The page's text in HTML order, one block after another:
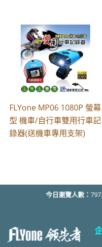
FLYone MP06 1080P 螢幕
型 機車/自行車雙用行車記
錄器(送機車專用支架)
今日瀏覽人數：